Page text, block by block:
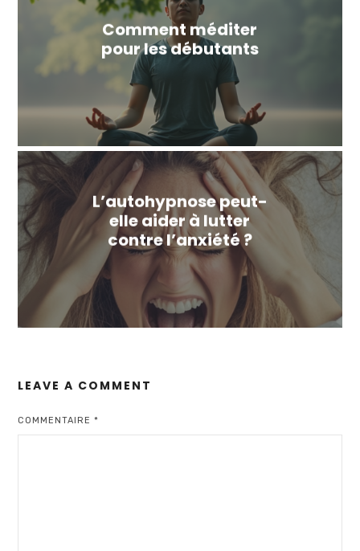
Comment méditer
pour les débutants
L’autohypnose peut-
elle aider à lutter
contre l’anxiété ?
LEAVE A COMMENT
COMMENTAIRE*